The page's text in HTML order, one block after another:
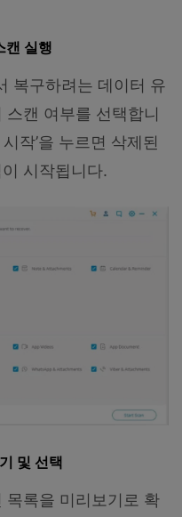
캔 실행
복구하려는 데이터 유
캔 여부를 선택합니
작’을 누르면 삭제된
시작됩니다.
및 선택
목록을 미리보기로 확